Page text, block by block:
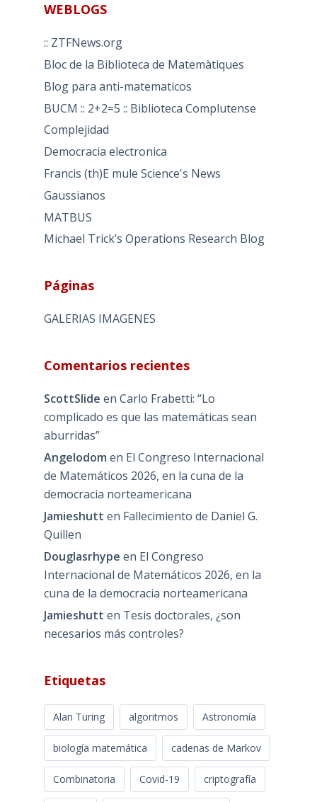
WEBLOGS
:: ZTFNews.org
Bloc de la Biblioteca de Matemàtiques
Blog para anti-matematicos
BUCM :: 2+2=5 :: Biblioteca Complutense
Complejidad
Democracia electronica
Francis (th)E mule Science's News
Gaussianos
MATBUS
Michael Trick’s Operations Research Blog
Páginas
GALERIAS IMAGENES
Comentarios recientes
ScottSlide en Carlo Frabetti: “Lo
complicado es que las matemáticas sean
aburridas”
Angelodom en El Congreso Internacional
de Matemáticos 2026, en la cuna de la
democracia norteamericana
Jamieshutt en Fallecimiento de Daniel G.
Quillen
Douglasrhype en El Congreso
Internacional de Matemáticos 2026, en la
cuna de la democracia norteamericana
Jamieshutt en Tesis doctorales, ¿son
necesarios más controles?
Etiquetas
Alan Turing algoritmos Astronomía
biología matemática cadenas de Markov
Combinatoria Covid-19 criptografía